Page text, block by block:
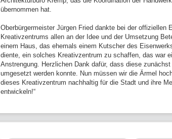
übernommen hat.
Oberbürgermeister Jürgen Fried dankte bei der offiziellen
Kreativzentrums allen an der Idee und der Umsetzung
einem Haus, das ehemals einem Kutscher des
diente, ein solches Kreativzentrum zu schaffen, das war
Anstrengung. Herzlichen Dank dafür, dass diese
umgesetzt werden konnte. Nun müssen wir die Ärmel
dieses Kreativzentrum nachhaltig für die Stadt und ihre
entwickeln!“